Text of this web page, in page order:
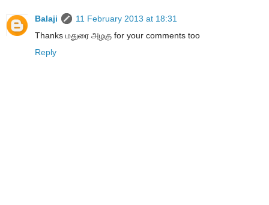
Balaji
11 February 2013 at 18:31
Thanks மதுரை அழகு for your comments too
Reply